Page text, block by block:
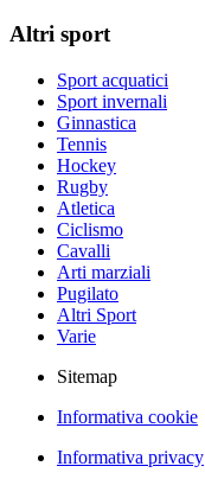
Altri sport
Sport acquatici
Sport invernali
Ginnastica
Tennis
Hockey
Rugby
Atletica
Ciclismo
Cavalli
Arti marziali
Pugilato
Altri Sport
Varie
Sitemap
Informativa cookie
Informativa privacy